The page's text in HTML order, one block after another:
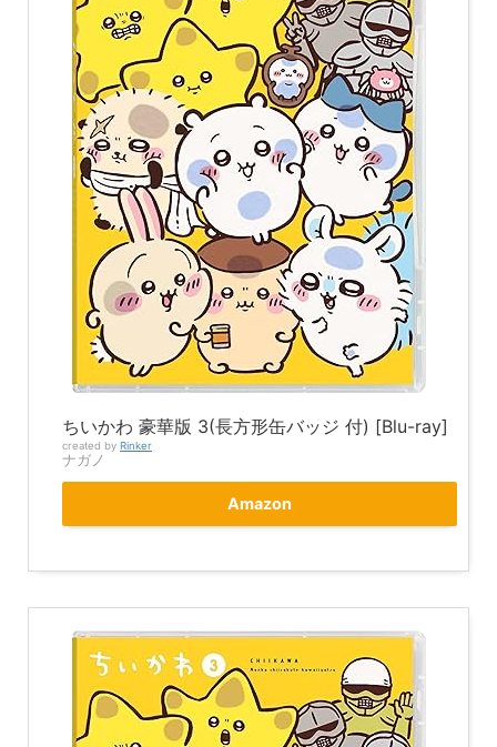
ちいかわ 豪華版 3(長方形缶バッジ 付) [Blu-ray]
created by Rinker
ナガノ
Amazon